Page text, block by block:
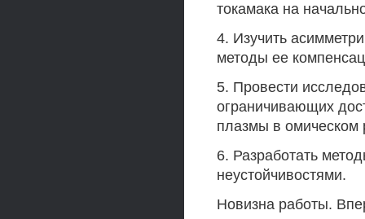
токамака на
4. Изучить
методы ее
5. Провести
ограничивающих
плазмы в омическом
6. Разработать
неустойчивостями.
Новизна работы.